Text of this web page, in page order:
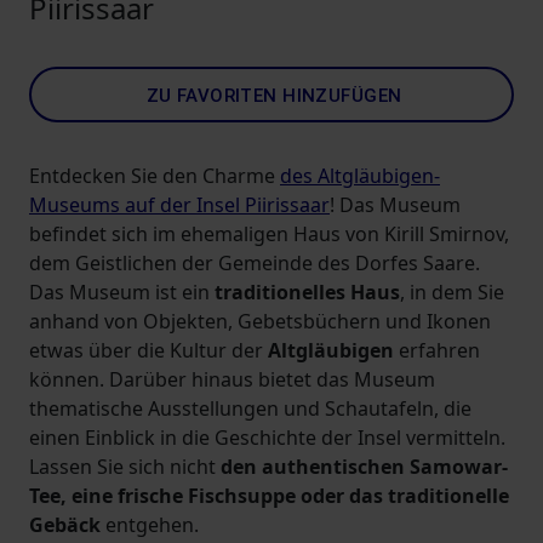
ZU FAVORITEN HINZUFÜGEN
Entdecken Sie den Charme des Altgläubigen-
Museums auf der Insel Piirissaar! Das Museum
befindet sich im ehemaligen Haus von Kirill Smirnov,
dem Geistlichen der Gemeinde des Dorfes Saare.
Das Museum ist ein traditionelles Haus, in dem Sie
anhand von Objekten, Gebetsbüchern und Ikonen
etwas über die Kultur der Altgläubigen erfahren
können. Darüber hinaus bietet das Museum
thematische Ausstellungen und Schautafeln, die
einen Einblick in die Geschichte der Insel vermitteln.
Lassen Sie sich nicht den authentischen Samowar-
Tee, eine frische Fischsuppe oder das traditionelle
Gebäck entgehen.